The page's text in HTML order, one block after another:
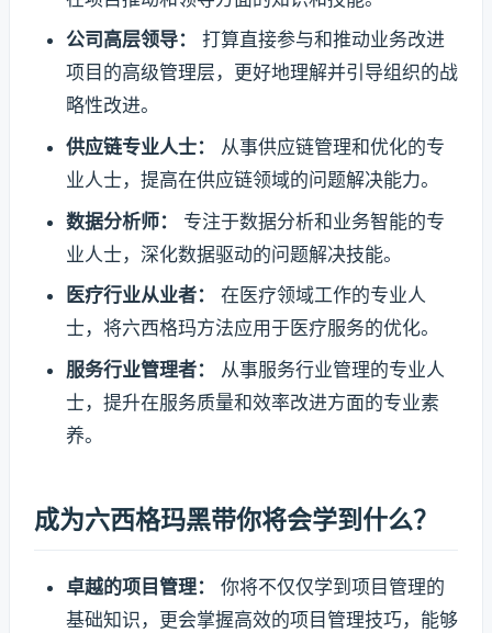
公司高层领导：
打算直接参与和推动业务改进
项目的高级管理层，更好地理解并引导组织的战
略性改进。
供应链专业人士：
从事供应链管理和优化的专
业人士，提高在供应链领域的问题解决能力。
数据分析师：
专注于数据分析和业务智能的专
业人士，深化数据驱动的问题解决技能。
医疗行业从业者：
在医疗领域工作的专业人
士，将六西格玛方法应用于医疗服务的优化。
服务行业管理者：
从事服务行业管理的专业人
士，提升在服务质量和效率改进方面的专业素
养。
成为六西格玛黑带你将会学到什么？
卓越的项目管理：
你将不仅仅学到项目管理的
基础知识，更会掌握高效的项目管理技巧，能够